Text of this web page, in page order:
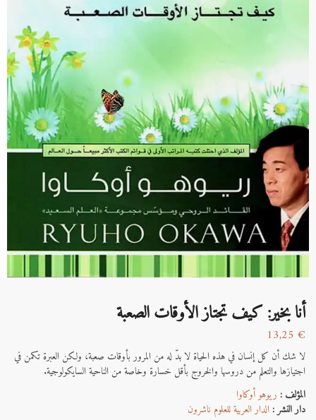
أنا بخير: كيف تجتاز اﻷوقات الصعبة
13,25 €
لا شك أن كل إنسان في هذه الحياة لا بدّ له من المرور بأوقات صعبة، ولكن العبرة تكمن في
اجتيازها والتعلم من دروسها والخروج بأقل خسارة وخاصة من الناحية السايكولوجية.
المؤلف : ريوهو أوكاوا
دار النشر :الدار العربية للعلوم ناشرون